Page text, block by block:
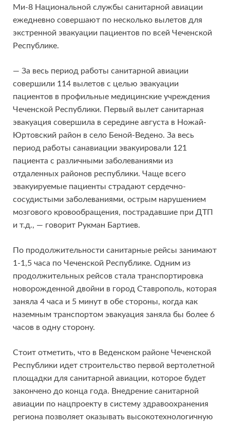
Ми-8 Национальной службы санитарной авиации
ежедневно совершают по несколько вылетов для
экстренной эвакуации пациентов по всей Чеченской
Республике.
— За весь период работы санитарной авиации
совершили 114 вылетов с целью эвакуации
пациентов в профильные медицинские учреждения
Чеченской Республики. Первый вылет санитарная
эвакуация совершила в середине августа в Ножай-
Юртовский район в село Беной-Ведено. За весь
период работы санавиации эвакуировали 121
пациента с различными заболеваниями из
отдаленных районов республики. Чаще всего
эвакуируемые пациенты страдают сердечно-
сосудистыми заболеваниями, острым нарушением
мозгового кровообращения, пострадавшие при ДТП
и т.д., — говорит Рукман Бартиев.
По продолжительности санитарные рейсы занимают
1-1,5 часа по Чеченской Республике. Одним из
продолжительных рейсов стала транспортировка
новорожденной двойни в город Ставрополь, которая
заняла 4 часа и 5 минут в обе стороны, когда как
наземным транспортом эвакуация заняла бы более 6
часов в одну сторону.
Стоит отметить, что в Веденском районе Чеченской
Республики идет строительство первой вертолетной
площадки для санитарной авиации, которое будет
закончено до конца года. Внедрение санитарной
авиации по нацпроекту в систему здравоохранения
региона позволяет оказывать высокотехнологичную